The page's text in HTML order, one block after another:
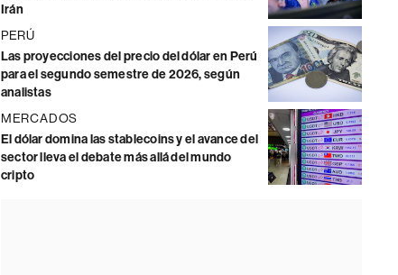
Irán
PERÚ
Las proyecciones del precio del dólar en Perú
para el segundo semestre de 2026, según
analistas
MERCADOS
El dólar domina las stablecoins y el avance del
sector lleva el debate más allá del mundo
cripto